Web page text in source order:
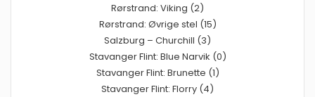
Rørstrand: Viking (2)
Rørstrand: Øvrige stel (15)
Salzburg – Churchill (3)
Stavanger Flint: Blue Narvik (0)
Stavanger Flint: Brunette (1)
Stavanger Flint: Florry (4)